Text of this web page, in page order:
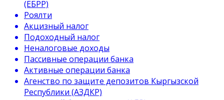
(ЕБРР)
Роялти
Акцизный налог
Подоходный налог
Неналоговые доходы
Пассивные операции банка
Активные операции банка
Агенство по защите депозитов Кыргызской
Республики (АЗДКР)